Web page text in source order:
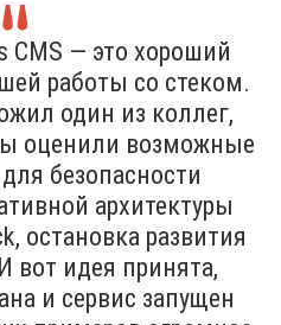
CMS — это хороший
работы со стеком.
один из коллег,
оценили возможные
безопасности
архитектуры
остановка развития
вот идея принята,
и сервис запущен